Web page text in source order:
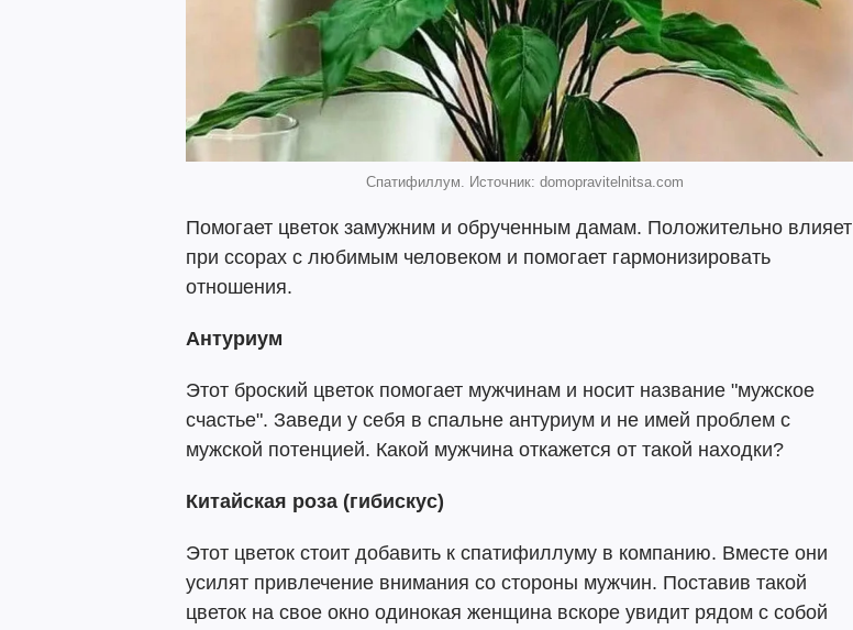
Спатифиллум. Источник: domopravitelnitsa.com
Помогает цветок замужним и обрученным дамам. Положительно влияет
при ссорах с любимым человеком и помогает гармонизировать
отношения.
Антуриум
Этот броский цветок помогает мужчинам и носит название "мужское
счастье". Заведи у себя в спальне антуриум и не имей проблем с
мужской потенцией. Какой мужчина откажется от такой находки?
Китайская роза (гибискус)
Этот цветок стоит добавить к спатифиллуму в компанию. Вместе они
усилят привлечение внимания со стороны мужчин. Поставив такой
цветок на свое окно одинокая женщина вскоре увидит рядом с собой